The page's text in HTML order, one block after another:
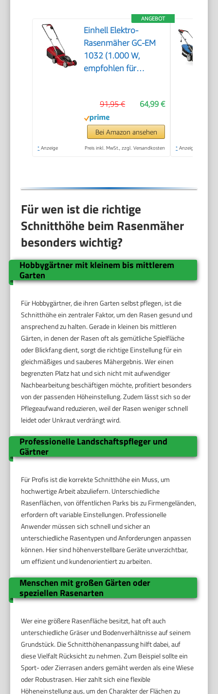
ANGEBOT
Einhell Elektro-
Rasenmäher GC-EM
1032 (1.000 W,
empfohlen für
Einzelrad-
Schnitthöhenverstellung,
klappbarer
Führungsholm, 30 l-
64,99 €
91,95 €
Bei Amazon ansehen
* Anzeige Preis inkl. MwSt., zzgl. Versandkosten * Anzeige
Für wen ist die richtige
Schnitthöhe beim Rasenmäher
besonders wichtig?
Hobbygärtner mit kleinem bis mittlerem
Garten
Für Hobbygärtner, die ihren Garten selbst pflegen, ist die
Schnitthöhe ein zentraler Faktor, um den Rasen gesund und
ansprechend zu halten. Gerade in kleinen bis mittleren
Gärten, in denen der Rasen oft als gemütliche Spielfläche
oder Blickfang dient, sorgt die richtige Einstellung für ein
gleichmäßiges und sauberes Mähergebnis. Wer einen
begrenzten Platz hat und sich nicht mit aufwendiger
Nachbearbeitung beschäftigen möchte, profitiert besonders
von der passenden Höheinstellung. Zudem lässt sich so der
Pflegeaufwand reduzieren, weil der Rasen weniger schnell
leidet oder Unkraut verdrängt wird.
Professionelle Landschaftspfleger und
Gärtner
Für Profis ist die korrekte Schnitthöhe ein Muss, um
hochwertige Arbeit abzuliefern. Unterschiedliche
Rasenflächen, von öffentlichen Parks bis zu Firmengeländen,
erfordern oft variable Einstellungen. Professionelle
Anwender müssen sich schnell und sicher an
unterschiedliche Rasentypen und Anforderungen anpassen
können. Hier sind höhenverstellbare Geräte unverzichtbar,
um effizient und kundenorientiert zu arbeiten.
Menschen mit großen Gärten oder
speziellen Rasenarten
Wer eine größere Rasenfläche besitzt, hat oft auch
unterschiedliche Gräser und Bodenverhältnisse auf seinem
Grundstück. Die Schnitthöhenanpassung hilft dabei, auf
diese Vielfalt Rücksicht zu nehmen. Zum Beispiel sollte ein
Sport- oder Zierrasen anders gemäht werden als eine Wiese
oder Robustrasen. Hier zahlt sich eine flexible
Höheneinstellung aus, um den Charakter der Flächen zu